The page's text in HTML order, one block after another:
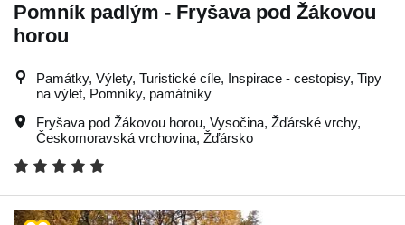
Pomník padlým - Fryšava pod Žákovou
horou
Památky, Výlety, Turistické cíle, Inspirace - cestopisy, Tipy
na výlet, Pomníky, památníky
Fryšava pod Žákovou horou, Vysočina, Žďárské vrchy,
Českomoravská vrchovina, Žďársko